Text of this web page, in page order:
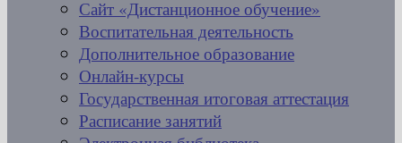
Сайт «Дистанционное обучение»
Воспитательная деятельность
Дополнительное образование
Онлайн-курсы
Государственная итоговая аттестация
Расписание занятий